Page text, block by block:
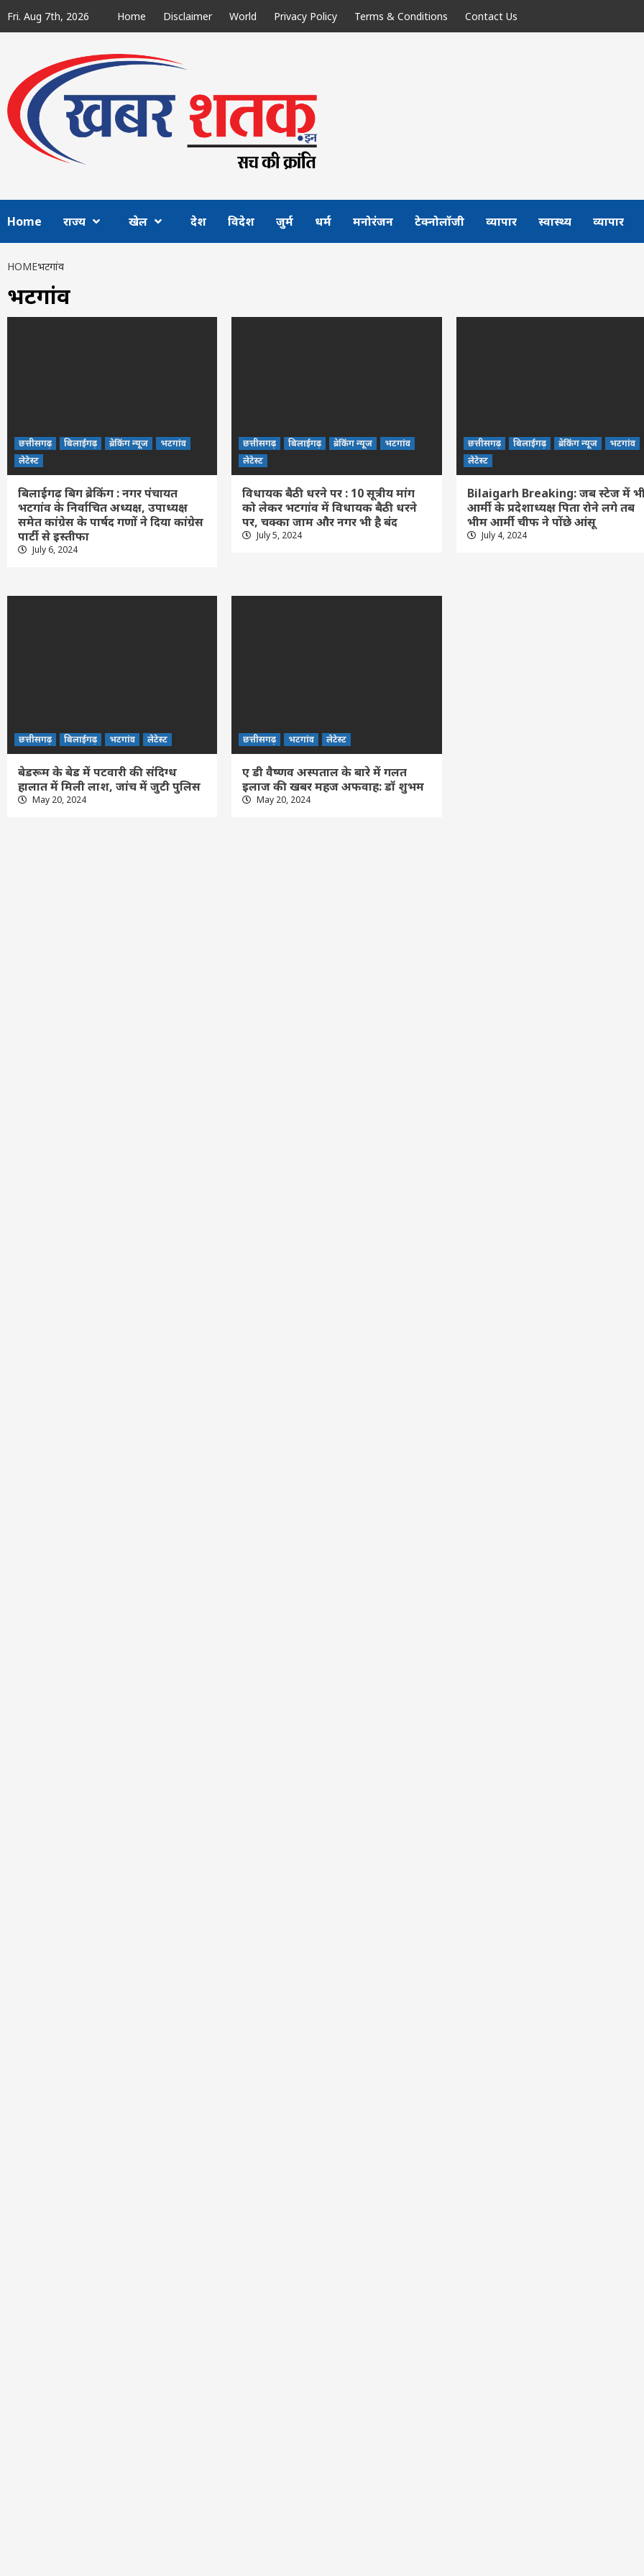
to
Fri. Aug 7th, 2026 Home Disclaimer World Privacy Policy Terms & Conditions Contact Us
Home राज्य खेल देश विदेश जुर्म धर्म मनोरंजन टेक्नोलॉजी व्यापार स्वास्थ्य व्यापार
HOMEभटगांव
भटगांव
छत्तीसगढ़ बिलाईगढ़ ब्रेकिंग न्यूज
भटगांव
लेटेस्ट
बिलाईगढ़ बिग ब्रेकिंग : नगर पंचायत
भटगांव के निर्वाचित अध्यक्ष, उपाध्यक्ष
समेत कांग्रेस के पार्षद गणों ने दिया कांग्रेस
पार्टी से इस्तीफा
July 6, 2024
छत्तीसगढ़ बिलाईगढ़ ब्रेकिंग न्यूज
भटगांव
लेटेस्ट
विधायक बैठी धरने पर : 10 सूत्रीय मांग
को लेकर भटगांव में विधायक बैठी धरने
पर, चक्का जाम और नगर भी है बंद
July 5, 2024
छत्तीसगढ़ बिलाईगढ़ ब्रेकिंग न्यूज
भटगांव
लेटेस्ट
Bilaigarh Breaking: जब स्टेज में
आर्मी के प्रदेशाध्यक्ष पिता रोने लगे तब
भीम आर्मी चीफ ने पोंछे आंसू
July 4, 2024
छत्तीसगढ़ बिलाईगढ़ भटगांव लेटेस्ट
बेडरूम के बेड में पटवारी की संदिग्ध
हालात में मिली लाश, जांच में जुटी पुलिस
May 20, 2024
छत्तीसगढ़ भटगांव लेटेस्ट
ए डी वैष्णव अस्पताल के बारे में गलत
इलाज की खबर महज अफवाह: डॉ शुभम
May 20, 2024